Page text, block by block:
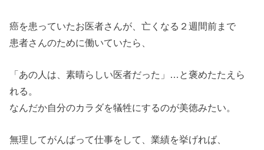
癌を患っていたお医者さんが、亡くなる２週間前まで
患者さんのために働いていたら、
「あの人は、素晴らしい医者だった」…と褒めたたえら
れる。
なんだか自分のカラダを犠牲にするのが美徳みたい。
無理してがんばって仕事をして、業績を挙げれば、